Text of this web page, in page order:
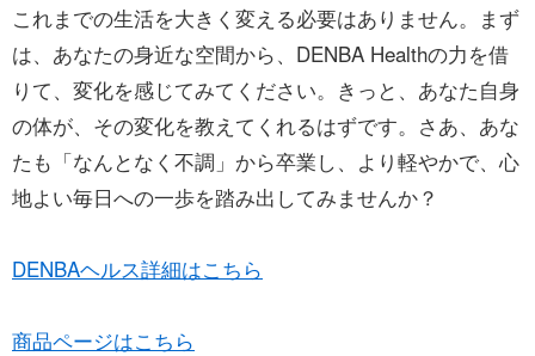
これまでの生活を大きく変える必要はありません。まず
は、あなたの身近な空間から、DENBA Healthの力を借
りて、変化を感じてみてください。きっと、あなた自身
の体が、その変化を教えてくれるはずです。さあ、あな
たも「なんとなく不調」から卒業し、より軽やかで、心
地よい毎日への一歩を踏み出してみませんか？
DENBAヘルス詳細はこちら
商品ページはこちら